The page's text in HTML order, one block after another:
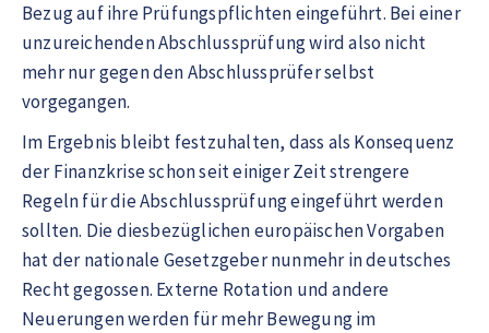
Bezug auf ihre Prüfungspflichten eingeführt. Bei einer
unzureichenden Abschlussprüfung wird also nicht
mehr nur gegen den Abschlussprüfer selbst
vorgegangen.
Im Ergebnis bleibt festzuhalten, dass als Konsequenz
der Finanzkrise schon seit einiger Zeit strengere
Regeln für die Abschlussprüfung eingeführt werden
sollten. Die diesbezüglichen europäischen Vorgaben
hat der nationale Gesetzgeber nunmehr in deutsches
Recht gegossen. Externe Rotation und andere
Neuerungen werden für mehr Bewegung im